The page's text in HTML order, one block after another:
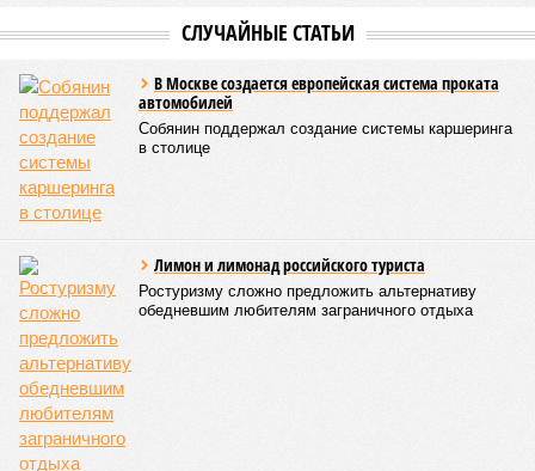
территорию в 180 тыс. квадратных километров, что равно
областям, десятку Чуваший.
В общем, недаром события 1931-го находятся на первом
месте в списке самых смертоносных стихийных бедствий,
когда-либо происходивших на планете. Число
пострадавших в тот год достигло 53 млн человек, число
Впрочем, для Китая подобное не в новинку. Так, в сентябре
1887 года вода прорвала многочисленные дамбы на реке
Хуанхэ и быстро залила почти весь Северный Китай, так
как местность там довольно низменная, и потоп просто не
встречал препятствий на своём пути, уничтожая деревни и
целые города. Водой залило 130 тыс. квадратных
километров (а это больше территорий Оренбургской или
Кировской областей), 2 млн человек остались без крова,
ещё столько же погибли в результате спровоцированной